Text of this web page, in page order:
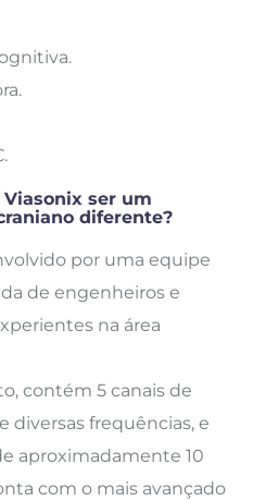
ser um
diferente?
por uma equipe
de engenheiros e
na área
contém 5 canais de
diversas frequências, e
aproximadamente 10
com o mais avançado